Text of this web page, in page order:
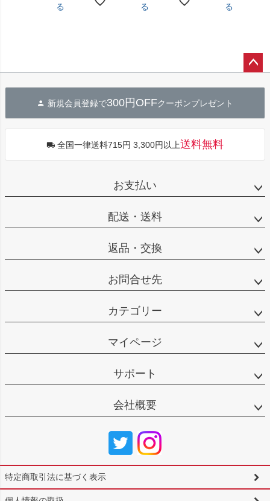
る
る
る
へ
新規会員登録で300円OFFクーポンプレゼント
全国一律送料715円 3,300円以上送料無料
お支払い
配送・送料
返品・交換
お問合せ先
カテゴリー
マイページ
サポート
会社概要
特定商取引法に基づく表示